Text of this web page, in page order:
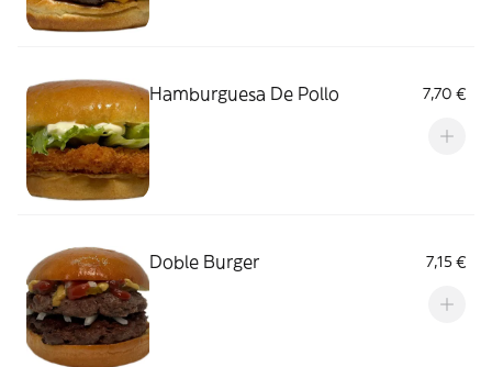
Hamburguesa De Pollo 7,70 €
Doble Burger 7,15 €